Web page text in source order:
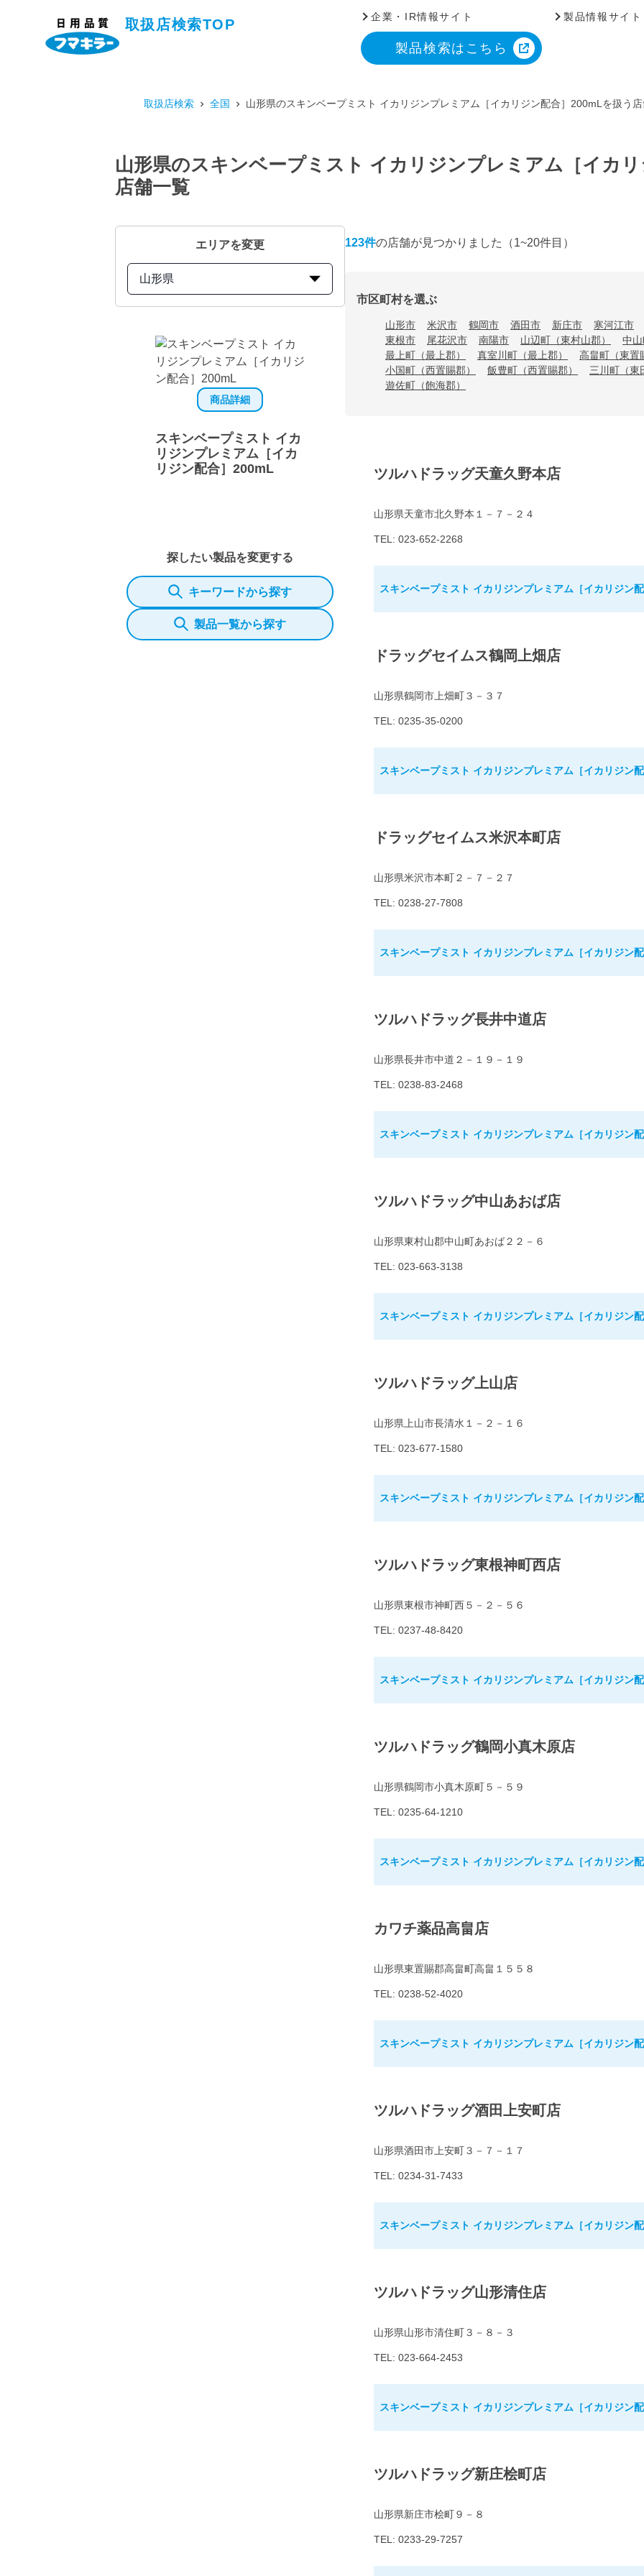
取扱店検索TOP
企業・IR情報サイト 製品情報サイト
製品検索はこちら
取扱店検索 全国 山形県のスキンベープミスト イカリジンプレミアム［イカリジン配合］200mLを扱う
山形県のスキンベープミスト イカリジンプレミアム［イカ
店舗一覧
エリアを変更
山形県
商品詳細
スキンベープミスト イカ
リジンプレミアム［イカ
リジン配合］200mL
探したい製品を変更する
キーワードから探す
製品一覧から探す
123件の店舗が見つかりました （1~20件目）
市区町村を選ぶ
山形市 米沢市 鶴岡市 酒田市 新庄市 寒河江市
東根市
尾花沢市 南陽市 山辺町（東村山郡） 中山
最上町（最上郡）
真室川町（最上郡） 高畠町（東置
小国町（西置賜郡）
飯豊町（西置賜郡） 三川町（東
遊佐町（飽海郡）
ツルハドラッグ天童久野本店
山形県天童市北久野本１－７－２４
TEL: 023-652-2268
スキンベープミスト イカリジンプレミアム［イカリジン
ドラッグセイムス鶴岡上畑店
山形県鶴岡市上畑町３－３７
TEL: 0235-35-0200
スキンベープミスト イカリジンプレミアム［イカリジン
ドラッグセイムス米沢本町店
山形県米沢市本町２－７－２７
TEL: 0238-27-7808
スキンベープミスト イカリジンプレミアム［イカリジン
ツルハドラッグ長井中道店
山形県長井市中道２－１９－１９
TEL: 0238-83-2468
スキンベープミスト イカリジンプレミアム［イカリジン
ツルハドラッグ中山あおば店
山形県東村山郡中山町あおば２２－６
TEL: 023-663-3138
スキンベープミスト イカリジンプレミアム［イカリジン
ツルハドラッグ上山店
山形県上山市長清水１－２－１６
TEL: 023-677-1580
スキンベープミスト イカリジンプレミアム［イカリジン
ツルハドラッグ東根神町西店
山形県東根市神町西５－２－５６
TEL: 0237-48-8420
スキンベープミスト イカリジンプレミアム［イカリジン
ツルハドラッグ鶴岡小真木原店
山形県鶴岡市小真木原町５－５９
TEL: 0235-64-1210
スキンベープミスト イカリジンプレミアム［イカリジン
カワチ薬品高畠店
山形県東置賜郡高畠町高畠１５５８
TEL: 0238-52-4020
スキンベープミスト イカリジンプレミアム［イカリジン
ツルハドラッグ酒田上安町店
山形県酒田市上安町３－７－１７
TEL: 0234-31-7433
スキンベープミスト イカリジンプレミアム［イカリジン
ツルハドラッグ山形清住店
山形県山形市清住町３－８－３
TEL: 023-664-2453
スキンベープミスト イカリジンプレミアム［イカリジン
ツルハドラッグ新庄桧町店
山形県新庄市桧町９－８
TEL: 0233-29-7257